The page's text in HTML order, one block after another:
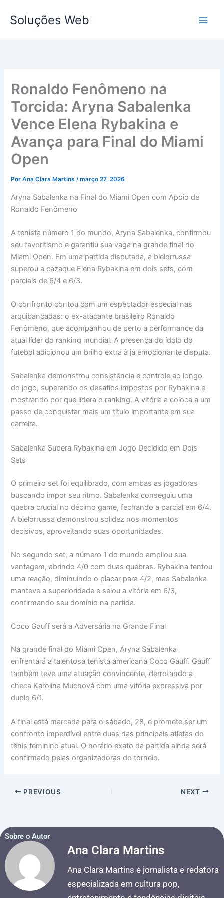
para
conteúdo
Soluções Web
Ronaldo Fenômeno na
Torcida: Aryna Sabalenka
Vence Elena Rybakina e
Avança para Final do Miami
Open
PorAna Clara Martins/março 27, 2026
Aryna Sabalenka na Final do Miami Open com Apoio de
Ronaldo Fenômeno
A tenista número 1 do mundo, Aryna Sabalenka, confirmou
seu favoritismo e garantiu sua vaga na grande final do
Miami Open. Em uma partida disputada, a bielorrussa
superou a cazaque Elena Rybakina em dois sets, com
parciais de 6/4 e 6/3.
O confronto contou com um espectador especial nas
arquibancadas: o ex-atacante brasileiro Ronaldo
Fenômeno, que acompanhou de perto a performance da
atual líder do ranking mundial. A presença do ídolo do
futebol adicionou um brilho extra à já emocionante disputa.
Sabalenka demonstrou consistência e controle ao longo
do jogo, superando os desafios impostos por Rybakina e
mostrando por que lidera o ranking. A vitória a coloca a um
passo de conquistar mais um título importante em sua
carreira.
Sabalenka Supera Rybakina em Jogo Decidido em Dois
Sets
O primeiro set foi equilibrado, com ambas as jogadoras
buscando impor seu ritmo. Sabalenka conseguiu uma
quebra crucial no décimo game, fechando a parcial em 6/4.
A bielorrussa demonstrou solidez nos momentos
decisivos, aproveitando suas oportunidades.
No segundo set, a número 1 do mundo ampliou sua
vantagem, abrindo 4/0 com duas quebras. Rybakina tentou
uma reação, diminuindo o placar para 4/2, mas Sabalenka
manteve a superioridade e selou a vitória em 6/3,
confirmando seu domínio na partida.
Coco Gauff será a Adversária na Grande Final
Na grande final do Miami Open, Aryna Sabalenka
enfrentará a talentosa tenista americana Coco Gauff. Gauff
também teve uma atuação convincente, derrotando a
checa Karolina Muchová com uma vitória expressiva por
duplo 6/1.
A final está marcada para o sábado, 28, e promete ser um
confronto imperdível entre duas das principais atletas do
tênis feminino atual. O horário exato da partida ainda será
confirmado pelas organizadoras do torneio.
PREVIOUS NEXT
Sobre o Autor
Ana Clara Martins
Ana Clara Martins é jornalista e redatora
especializada em cultura pop,